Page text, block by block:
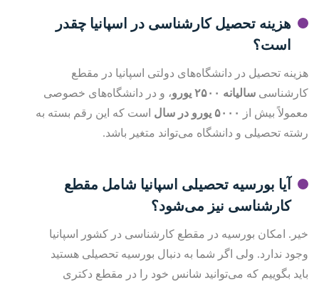
هزینه تحصیل کارشناسی در اسپانیا چقدر
است؟
هزینه تحصیل در دانشگاه‌های دولتی اسپانیا در مقطع
کارشناسی سالیانه ۲۵۰۰ یورو
، و در دانشگاه‌های خصوصی
معمولاً بیش از
۵۰۰۰ یورو در سال است که این رقم بسته به
رشته تحصیلی و دانشگاه می‌تواند متغیر باشد.
آیا بورسیه تحصیلی اسپانیا شامل مقطع
کارشناسی نیز می‌شود؟
خیر. امکان بورسیه در مقطع کارشناسی در کشور اسپانیا
وجود ندارد. ولی اگر شما به دنبال بورسیه تحصیلی هستید
باید بگوییم که می‌توانید شانس خود را در مقطع دکتری